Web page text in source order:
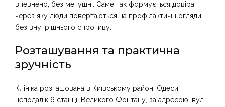
впевнено, без метушні. Саме так формується довіра,
через яку люди повертаються на профілактичні огляди
без внутрішнього спротиву.
Розташування та практична
зручність
Клініка розташована в Київському районі Одеси,
неподалік 6 станції Великого Фонтану, за адресою: вул.